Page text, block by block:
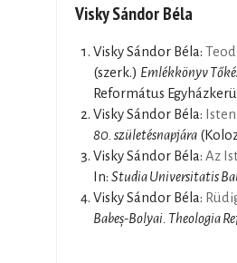
Visky Sándor Béla
Visky Sándor Béla:
(szerk.) Emlékkönyv
Református
Visky Sándor Béla:
80. születésnapjára
Visky Sándor Béla: Az
In: Studia Universitatis
Visky Sándor Béla:
Babeș-Bolyai. Theologia